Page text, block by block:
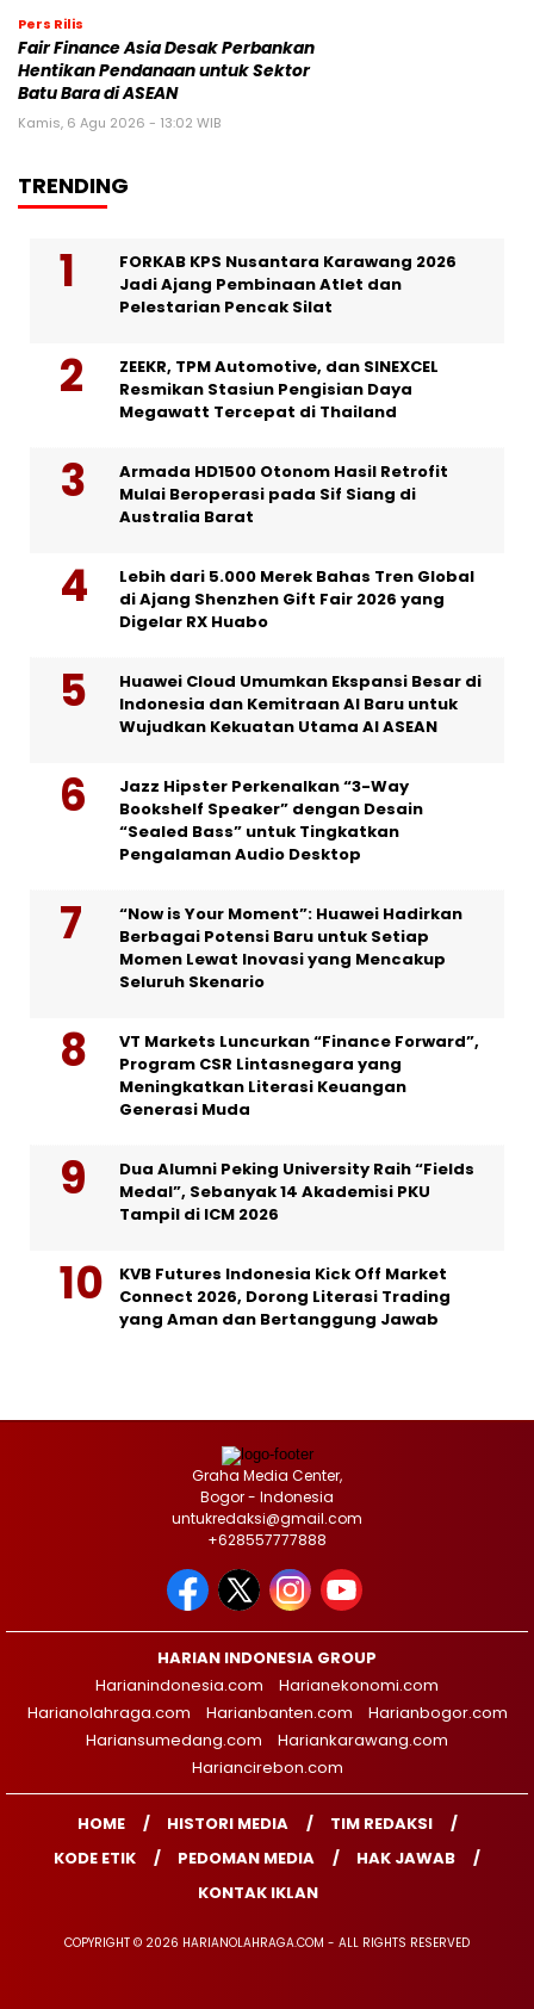
Pers Rilis
Fair Finance Asia Desak Perbankan
Hentikan Pendanaan untuk Sektor
Batu Bara di ASEAN
Kamis, 6 Agu 2026 - 13:02 WIB
TRENDING
FORKAB KPS Nusantara Karawang 2026
Jadi Ajang Pembinaan Atlet dan
Pelestarian Pencak Silat
ZEEKR, TPM Automotive, dan SINEXCEL
Resmikan Stasiun Pengisian Daya
Megawatt Tercepat di Thailand
Armada HD1500 Otonom Hasil Retrofit
Mulai Beroperasi pada Sif Siang di
Australia Barat
Lebih dari 5.000 Merek Bahas Tren Global
di Ajang Shenzhen Gift Fair 2026 yang
Digelar RX Huabo
Huawei Cloud Umumkan Ekspansi Besar di
Indonesia dan Kemitraan AI Baru untuk
Wujudkan Kekuatan Utama AI ASEAN
Jazz Hipster Perkenalkan “3-Way
Bookshelf Speaker” dengan Desain
“Sealed Bass” untuk Tingkatkan
Pengalaman Audio Desktop
“Now is Your Moment”: Huawei Hadirkan
Berbagai Potensi Baru untuk Setiap
Momen Lewat Inovasi yang Mencakup
Seluruh Skenario
VT Markets Luncurkan “Finance Forward”,
Program CSR Lintasnegara yang
Meningkatkan Literasi Keuangan
Generasi Muda
Dua Alumni Peking University Raih “Fields
Medal”, Sebanyak 14 Akademisi PKU
Tampil di ICM 2026
KVB Futures Indonesia Kick Off Market
Connect 2026, Dorong Literasi Trading
yang Aman dan Bertanggung Jawab
Graha Media Center,
Bogor - Indonesia
untukredaksi@gmail.com
+628557777888
HARIAN INDONESIA GROUP
Harianindonesia.com
Harianekonomi.com
Harianolahraga.com
Harianbanten.com
Harianbogor.com
Hariansumedang.com
Hariankarawang.com
Hariancirebon.com
HOME HISTORI MEDIA
TIM REDAKSI
KODE ETIK
PEDOMAN MEDIA
HAK JAWAB
KONTAK IKLAN
COPYRIGHT © 2026 HARIANOLAHRAGA.COM - ALL RIGHTS RESERVED